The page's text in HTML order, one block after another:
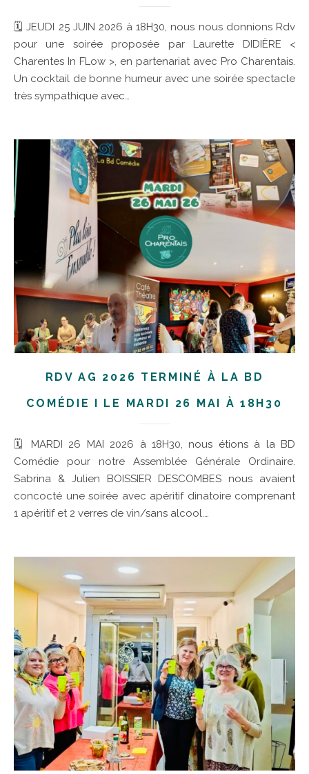
🗓 JEUDI 25 JUIN 2026 à 18H30, nous nous donnions Rdv
pour une soirée proposée par Laurette DIDIÈRE <
Charentes In FLow >, en partenariat avec Pro Charentais.
Un cocktail de bonne humeur avec une soirée spectacle
très sympathique avec…
RDV AG 2026 TERMINÉ À LA BD
COMÉDIE I LE MARDI 26 MAI À 18H30
🗓 MARDI 26 MAI 2026 à 18H30, nous étions à la BD
Comédie pour notre Assemblée Générale Ordinaire.
Sabrina & Julien BOISSIER DESCOMBES nous avaient
concocté une soirée avec apéritif dinatoire comprenant
1 apéritif et 2 verres de vin/sans alcool.…